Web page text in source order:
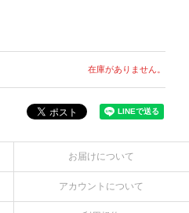
在庫がありません。
お届けについて
アカウントについて